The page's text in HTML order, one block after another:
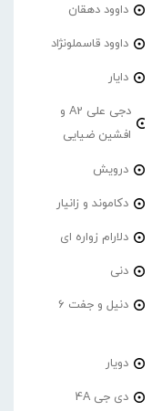
داوود دهقان
داوود قاسملونژاد
دایار
دجی علی A2 و
افشین ضیایی
درویش
دکاموند و زانیار
دلارام زواره ای
دنی
دنیل و جفت 6
دویار
دی جی 4A